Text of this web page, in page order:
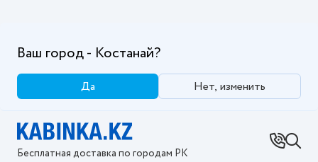
Ваш город - Костанай?
Да Нет, изменить
Бесплатная доставка по городам РК